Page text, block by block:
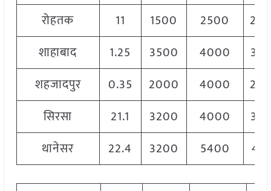
रोहतक
11 1500 2500
शाहाबाद
1.25 3500 4000
शहजादपुर
0.35 2000 4000
सिरसा
21.1 3200 4000
थानेसर
22.4 3200 5400